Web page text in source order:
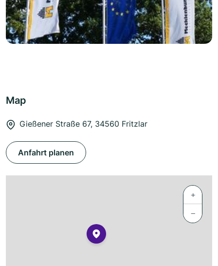
Map
Gießener Straße 67, 34560 Fritzlar
Anfahrt planen
+
−